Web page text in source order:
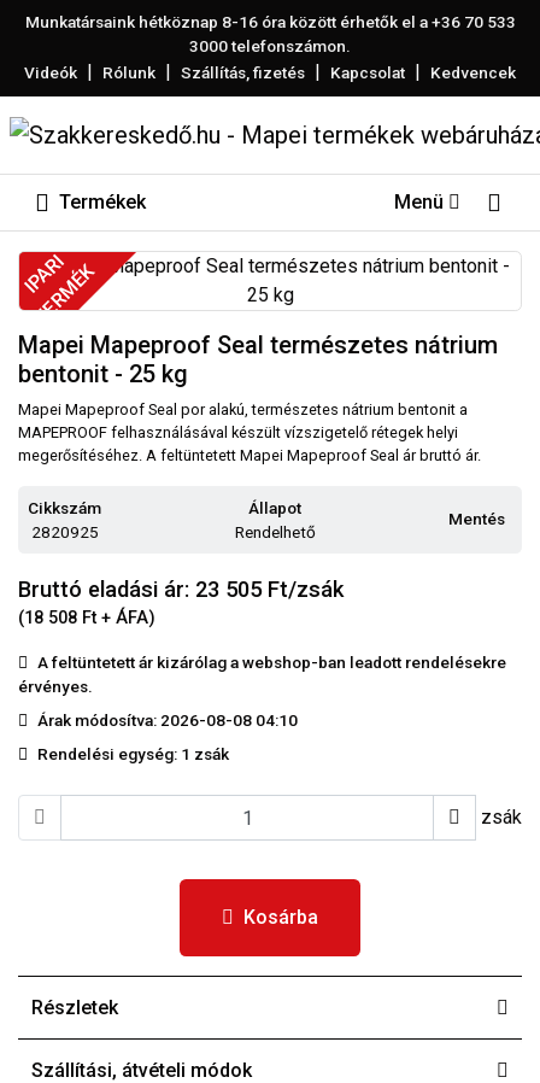
Munkatársaink hétköznap 8-16 óra között érhetők el a+36 70 533
3000telefonszámon.
Videók | Rólunk | Szállítás, fizetés | Kapcsolat | Kedvencek
Termékek Menü
IPARI
TERMÉK
Mapei Mapeproof Seal természetes nátrium
bentonit - 25 kg
Mapei Mapeproof Seal por alakú, természetes nátrium bentonit a
MAPEPROOF felhasználásával készült vízszigetelő rétegek helyi
megerősítéséhez. A feltüntetett Mapei Mapeproof Seal ár bruttó ár.
Cikkszám
2820925
Állapot
Rendelhető
Mentés
Bruttó eladási ár: 23 505Ft/zsák
(18 508 Ft + ÁFA)
A feltüntetett ár kizárólag a webshop-ban leadott rendelésekre
érvényes.
Árak módosítva: 2026-08-08 04:10
Rendelési egység: 1 zsák
zsák
Kosárba
Részletek
Szállítási, átvételi módok